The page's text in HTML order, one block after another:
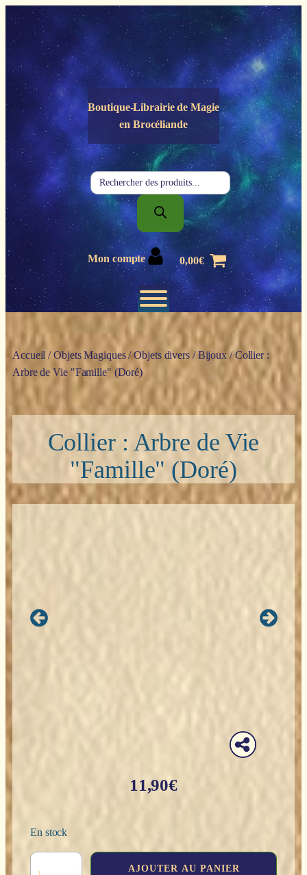
Panneau de gestion des cookies
Boutique-Librairie deMagie
en Brocéliande
Recherche
de
produits
Mon compte 0,00€
Accueil /Objets Magiques/Objets divers/Bijoux / Collier :
Arbre de Vie "Famille" (Doré)
Collier : Arbre de Vie
"Famille" (Doré)
11,90€
En stock
AJOUTER AU PANIER